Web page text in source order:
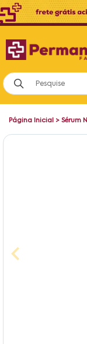
Página Inicial > Sérum